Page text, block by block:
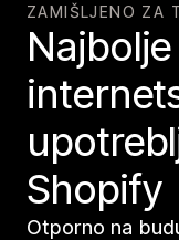
ZAMIŠLJENO ZA
Shopify
Otporno na